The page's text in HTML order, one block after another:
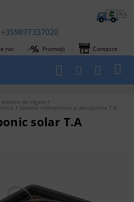
+359897337020
noi Promoții Contacte
de irigare
Sisteme hidroponice și aeroponice T.A
solar T.A